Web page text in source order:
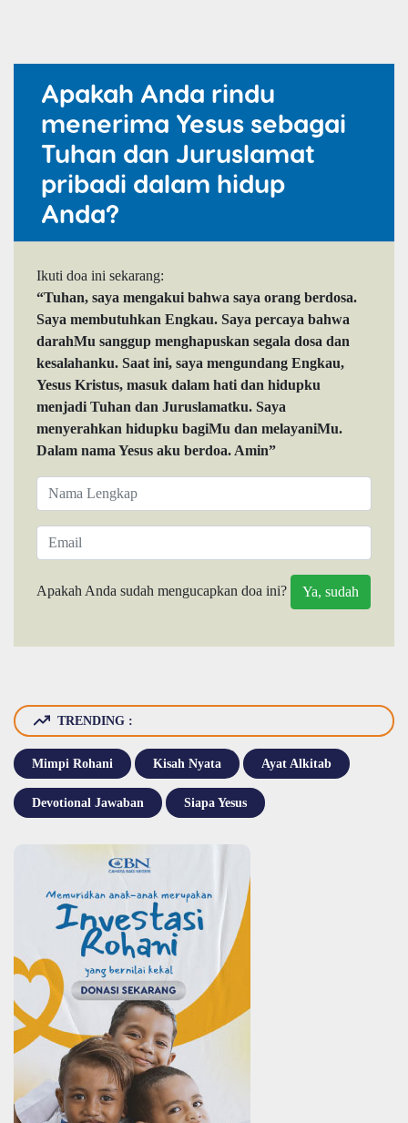
Apakah Anda rindu
menerima Yesus sebagai
Tuhan dan Juruslamat
pribadi dalam hidup
Anda?
Ikuti doa ini sekarang:
“Tuhan, saya mengakui bahwa saya orang berdosa.
Saya membutuhkan Engkau. Saya percaya bahwa
darahMu sanggup menghapuskan segala dosa dan
kesalahanku. Saat ini, saya mengundang Engkau,
Yesus Kristus, masuk dalam hati dan hidupku
menjadi Tuhan dan Juruslamatku. Saya
menyerahkan hidupku bagiMu dan melayaniMu.
Dalam nama Yesus aku berdoa. Amin”
Apakah Anda sudah mengucapkan doa ini?
TRENDING :
Mimpi Rohani Kisah Nyata Ayat Alkitab
Devotional Jawaban Siapa Yesus